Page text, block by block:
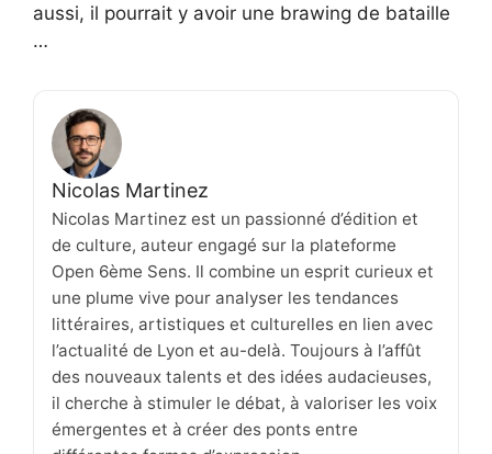
aussi, il pourrait y avoir une brawing de bataille
…
Nicolas Martinez
Nicolas Martinez est un passionné d’édition et
de culture, auteur engagé sur la plateforme
Open 6ème Sens. Il combine un esprit curieux et
une plume vive pour analyser les tendances
littéraires, artistiques et culturelles en lien avec
l’actualité de Lyon et au-delà. Toujours à l’affût
des nouveaux talents et des idées audacieuses,
il cherche à stimuler le débat, à valoriser les voix
émergentes et à créer des ponts entre